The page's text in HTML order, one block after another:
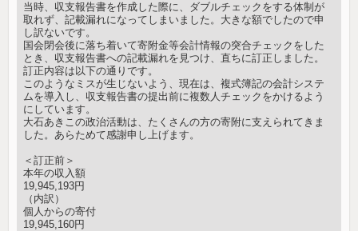
当時、収支報告書を作成した際に、ダブルチェックをする体制が
取れず、記載漏れになってしまいました。大きな額でしたので申
し訳ないです。
国会閉会後に落ち着いて寄附金等会計情報の突合チェックをした
とき、収支報告書への記載漏れを見つけ、直ちに訂正しました。
訂正内容は以下の通りです。
このようなミスが生じないよう、現在は、複式簿記の会計システ
ムを導入し、収支報告書の提出前に複数人チェックをかけるよう
にしています。
大石あきこの政治活動は、たくさんの方の寄附に支えられてきま
した。あらためて感謝申し上げます。
＜訂正前＞
本年の収入額
19,945,193円
（内訳）
個人からの寄付
19,945,160円